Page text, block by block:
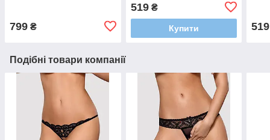
799 ₴
519₴
Купити 519
Подібні товари компанії